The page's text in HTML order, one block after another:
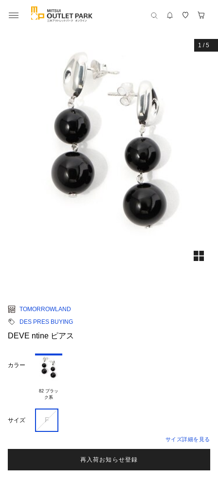
1 /5
TOMORROWLAND
DES PRES BUYING
DEVE ntine ピアス
カラー
82 ブラッ
サイズ F
サイズ詳細を見る
再入荷お知らせ登録